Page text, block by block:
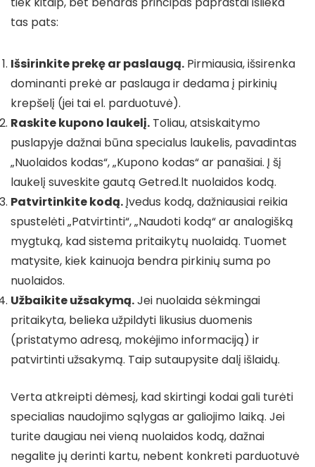
tas pats:
Išsirinkite prekę ar paslaugą. Pirmiausia, išsirenka
dominanti prekė ar paslauga ir dedama į pirkinių
krepšelį (jei tai el. parduotuvė).
Raskite kupono laukelį. Toliau, atsiskaitymo
puslapyje dažnai būna specialus laukelis, pavadintas
„Nuolaidos kodas“, „Kupono kodas“ ar panašiai. Į šį
laukelį suveskite gautą Getred.lt nuolaidos kodą.
Patvirtinkite kodą.Įvedus kodą, dažniausiai reikia
spustelėti „Patvirtinti“, „Naudoti kodą“ ar analogišką
mygtuką, kad sistema pritaikytų nuolaidą. Tuomet
matysite, kiek kainuoja bendra pirkinių suma po
nuolaidos.
Užbaikite užsakymą.Jei nuolaida sėkmingai
pritaikyta, belieka užpildyti likusius duomenis
(pristatymo adresą, mokėjimo informaciją) ir
patvirtinti užsakymą. Taip sutaupysite dalį išlaidų.
Verta atkreipti dėmesį, kad skirtingi kodai gali turėti
specialias naudojimo sąlygas ar galiojimo laiką. Jei
turite daugiau nei vieną nuolaidos kodą, dažnai
negalite jų derinti kartu, nebent konkreti parduotuvė